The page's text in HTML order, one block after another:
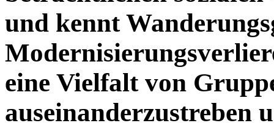
und kennt
eine Vielfalt von
auseinanderzustreben